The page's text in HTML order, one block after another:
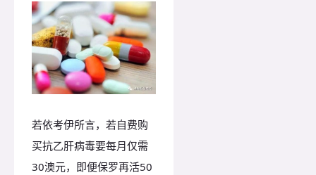
若依考伊所言，若自费购
买抗乙肝病毒要每月仅需
30澳元，即便保罗再活50